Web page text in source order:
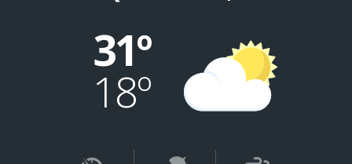
31º
18º